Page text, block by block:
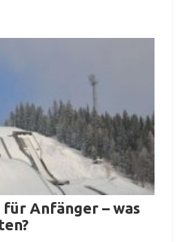
Anfänger – was